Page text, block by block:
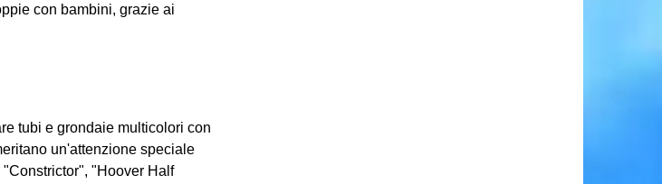
con bambini, grazie ai
tubi e grondaie multicolori con
un'attenzione speciale
"Hoover Half